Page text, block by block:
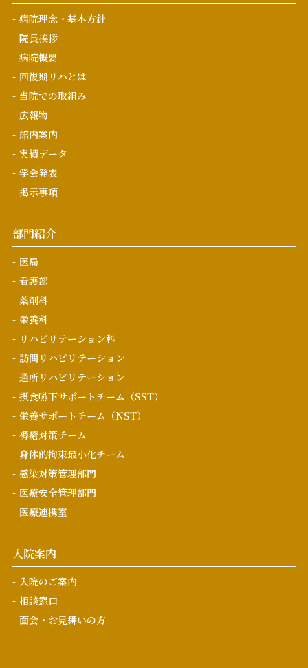
病院理念・基本方針
院長挨拶
病院概要
回復期リハとは
当院での取組み
広報物
館内案内
実績データ
学会発表
掲示事項
部門紹介
医局
看護部
薬剤科
栄養科
リハビリテーション科
訪問リハビリテーション
通所リハビリテーション
摂食嚥下サポートチーム（SST）
栄養サポートチーム（NST）
褥瘡対策チーム
身体的拘束最小化チーム
感染対策管理部門
医療安全管理部門
医療連携室
入院案内
入院のご案内
相談窓口
面会・お見舞いの方